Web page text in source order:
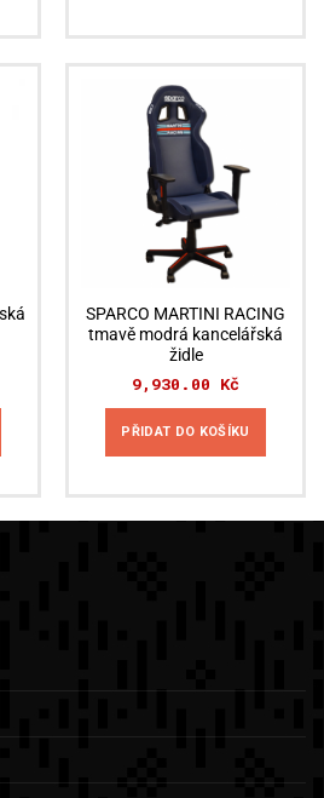
více
variant.
Možnosti
lze
vybrat
na
stránce
produktu
SPARCO MARTINI RACING
tmavě modrá kancelářská
židle
9,930.00 Kč
PŘIDAT DO KOŠÍKU